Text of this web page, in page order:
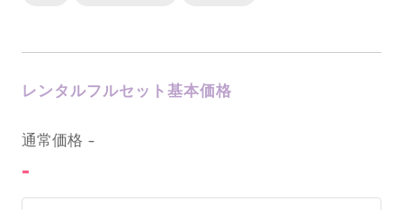
レンタルフルセット基本価格
通常価格 -
-